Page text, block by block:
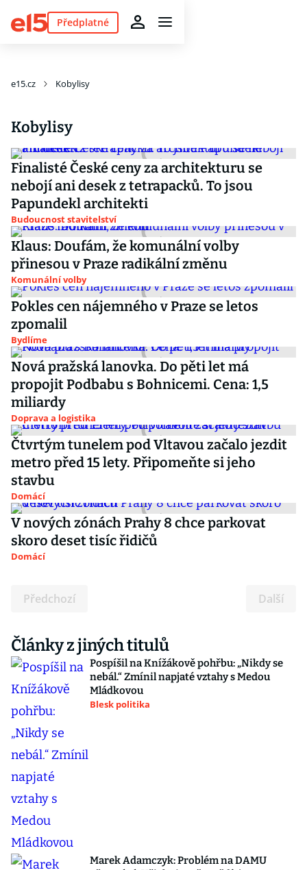
Předplatné
e15.cz Kobylisy
Kobylisy
Finalisté České ceny za architekturu se
nebojí ani desek z tetrapacků. To jsou
Papundekl architekti
Budoucnost stavitelství
Klaus: Doufám, že komunální volby
přinesou v Praze radikální změnu
Komunální volby
Pokles cen nájemného v Praze se letos
zpomalil
Bydlíme
Nová pražská lanovka. Do pěti let má
propojit Podbabu s Bohnicemi. Cena: 1,5
miliardy
Doprava a logistika
Čtvrtým tunelem pod Vltavou začalo jezdit
metro před 15 lety. Připomeňte si jeho
stavbu
Domácí
V nových zónách Prahy 8 chce parkovat
skoro deset tisíc řidičů
Domácí
Předchozí Další
Články z jiných titulů
Pospíšil na Knížákově pohřbu: „Nikdy se
nebál.“ Zmínil napjaté vztahy s Medou
Mládkovou
Blesk politika
Marek Adamczyk: Problém na DAMU